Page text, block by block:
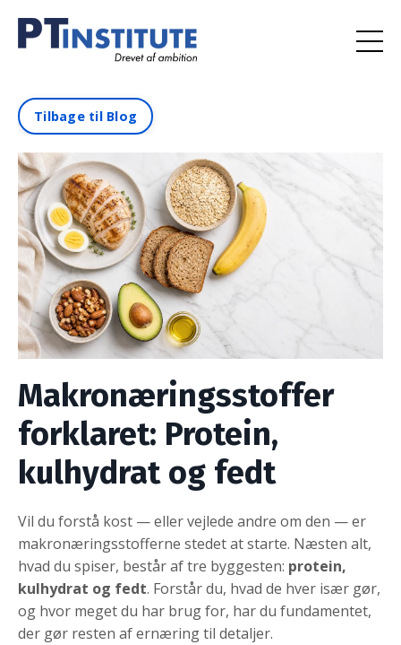
Tilbage til Blog
Makronæringsstoffer
forklaret: Protein,
kulhydrat og fedt
Vil du forstå kost — eller vejlede andre om den — er
makronæringsstofferne stedet at starte. Næsten alt,
hvad du spiser, består af tre byggesten: protein,
kulhydrat og fedt. Forstår du, hvad de hver især gør,
og hvor meget du har brug for, har du fundamentet,
der gør resten af ernæring til detaljer.